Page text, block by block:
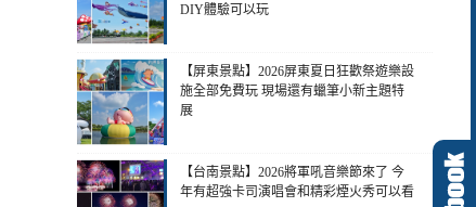
DIY體驗可以玩
【屏東景點】2026屏東夏日狂歡祭遊樂設
施全部免費玩 現場還有蠟筆小新主題特
展
【台南景點】2026將軍吼音樂節來了 今
年有超強卡司演唱會和精彩煙火秀可以看